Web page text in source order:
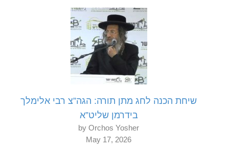
שיחת הכנה לחג מתן תורה: הגה”צ רבי אלימלך
בידרמן שליט”א
by Orchos Yosher
May 17, 2026